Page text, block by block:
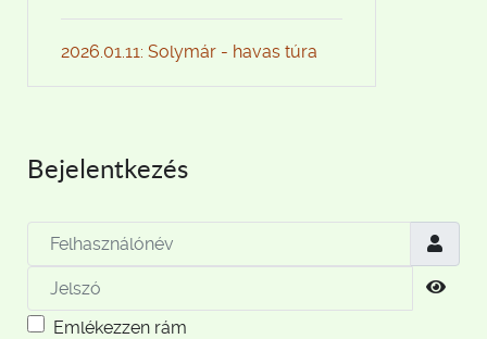
2026.01.11: Solymár - havas túra
Bejelentkezés
Felhasználónév
Jelszó
Emlékezzen rám